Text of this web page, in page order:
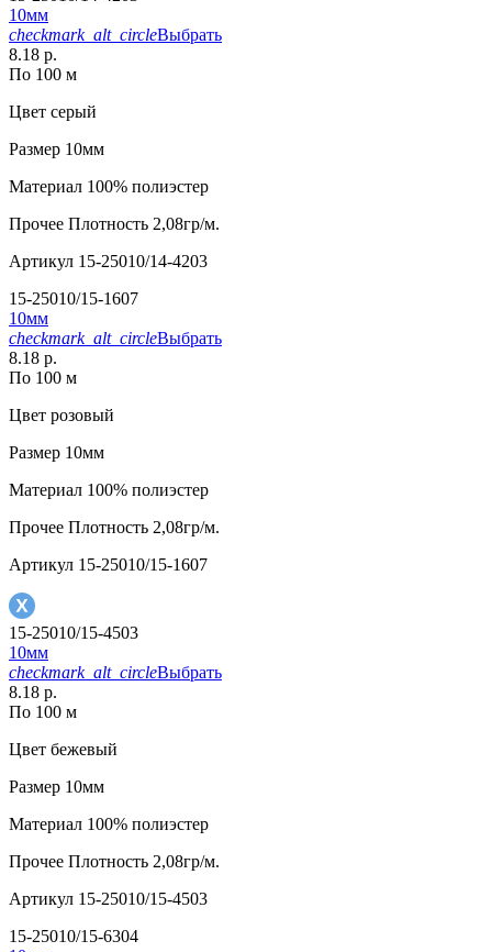
10мм
checkmark_alt_circleВыбрать
8.18 р.
По 100 м
Цвет серый
Размер 10мм
Материал 100% полиэстер
Прочее Плотность 2,08гр/м.
Артикул 15-25010/14-4203
15-25010/15-1607
10мм
checkmark_alt_circleВыбрать
8.18 р.
По 100 м
Цвет розовый
Размер 10мм
Материал 100% полиэстер
Прочее Плотность 2,08гр/м.
Артикул 15-25010/15-1607
15-25010/15-4503
10мм
checkmark_alt_circleВыбрать
8.18 р.
По 100 м
Цвет бежевый
Размер 10мм
Материал 100% полиэстер
Прочее Плотность 2,08гр/м.
Артикул 15-25010/15-4503
15-25010/15-6304